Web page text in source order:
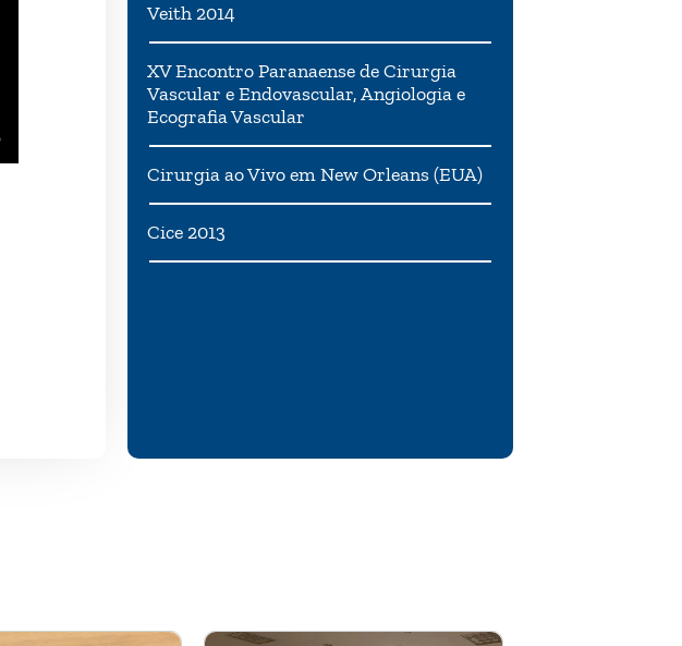
Veith 2014
XV Encontro Paranaense de Cirurgia
Vascular e Endovascular, Angiologia e
Ecografia Vascular
Cirurgia ao Vivo em New Orleans (EUA)
Cice 2013